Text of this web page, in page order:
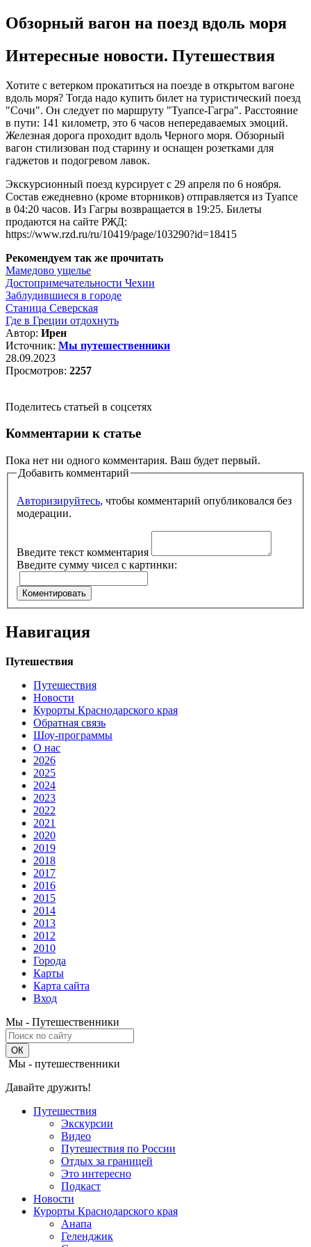
Обзорный вагон на поезд вдоль моря
Интересные новости. Путешествия
Хотите с ветерком прокатиться на поезде в открытом вагоне
вдоль моря? Тогда надо купить билет на туристический поезд
"Сочи". Он следует по маршруту "Туапсе-Гагра". Расстояние
в пути: 141 километр, это 6 часов непередаваемых эмоций.
Железная дорога проходит вдоль Черного моря. Обзорный
вагон стилизован под старину и оснащен розетками для
гаджетов и подогревом лавок.
Экскурсионный поезд курсирует с 29 апреля по 6 ноября.
Состав ежедневно (кроме вторников) отправляется из Туапсе
в 04:20 часов. Из Гагры возвращается в 19:25. Билеты
продаются на сайте РЖД:
https://www.rzd.ru/ru/10419/page/103290?id=18415
Рекомендуем так же прочитать
Мамедово ущелье
Достопримечательности Чехии
Заблудившиеся в городе
Станица Северская
Где в Греции отдохнуть
Автор: Ирен
Источник: Мы путешественники
28.09.2023
Просмотров: 2257
Поделитесь статьей в соцсетях
Комментарии к статье
Пока нет ни одного комментария. Ваш будет первый.
Добавить комментарий
Авторизируйтесь, чтобы комментарий опубликовался без
модерации.
Введите текст комментария
Введите сумму чисел с картинки:
Навигация
Путешествия
Путешествия
Новости
Курорты Краснодарского края
Обратная связь
Шоу-программы
О нас
2026
2025
2024
2023
2022
2021
2020
2019
2018
2017
2016
2015
2014
2013
2012
2010
Города
Карты
Карта сайта
Вход
Мы - Путешественники
Мы - путешественники
Давайте дружить!
Путешествия
Экскурсии
Видео
Путешествия по России
Отдых за границей
Это интересно
Подкаст
Новости
Курорты Краснодарского края
Анапа
Геленджик